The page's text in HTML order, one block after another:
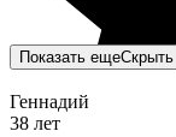
Показать ещеСкрыть
Геннадий
38 лет